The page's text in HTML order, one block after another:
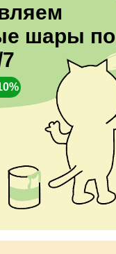
шары по